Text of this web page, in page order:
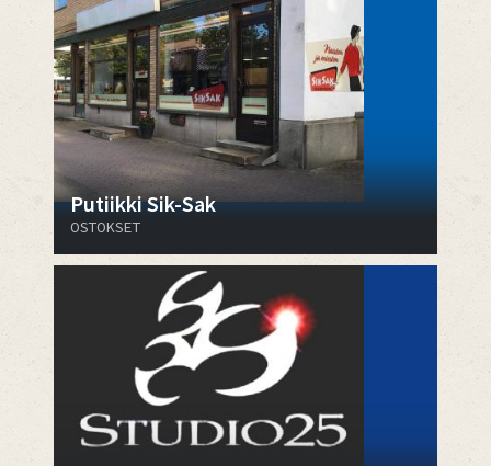
Putiikki Sik-Sak
OSTOKSET